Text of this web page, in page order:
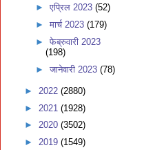
► एप्रिल 2023 (52)
► मार्च 2023 (179)
► फेब्रुवारी 2023
(198)
► जानेवारी 2023 (78)
► 2022 (2880)
► 2021 (1928)
► 2020 (3502)
► 2019 (1549)